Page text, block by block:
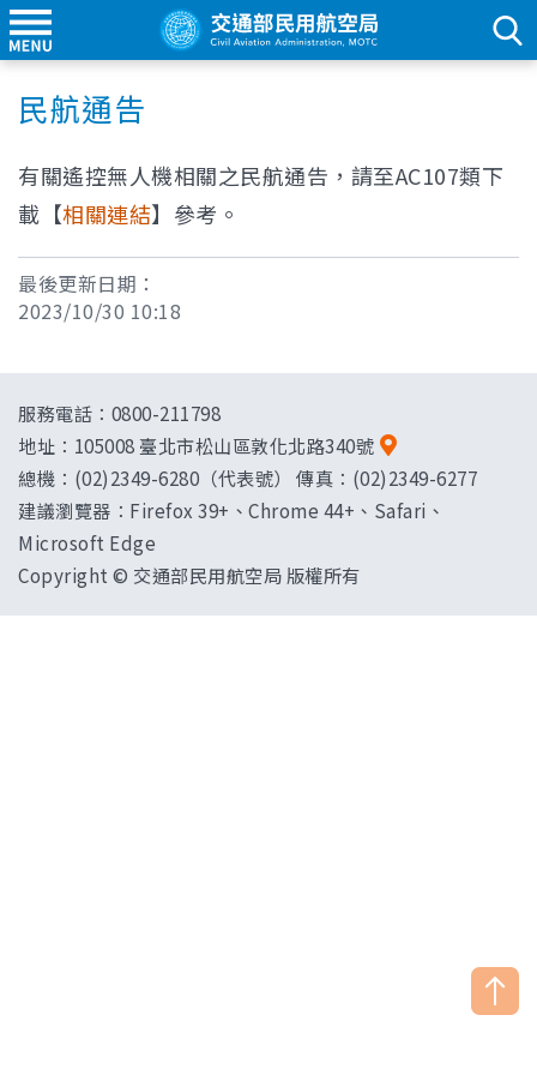
民航通告
有關遙控無人機相關之民航通告，請至AC107類下
載【相關連結】參考。
最後更新日期：
2023/10/30 10:18
服務電話：0800-211798
地址： 105008 臺北市松山區敦化北路340號
總機：(02)2349-6280（代表號） 傳真：(02)2349-6277
建議瀏覽器：Firefox 39+、Chrome 44+、Safari、
Microsoft Edge
Copyright © 交通部民用航空局 版權所有